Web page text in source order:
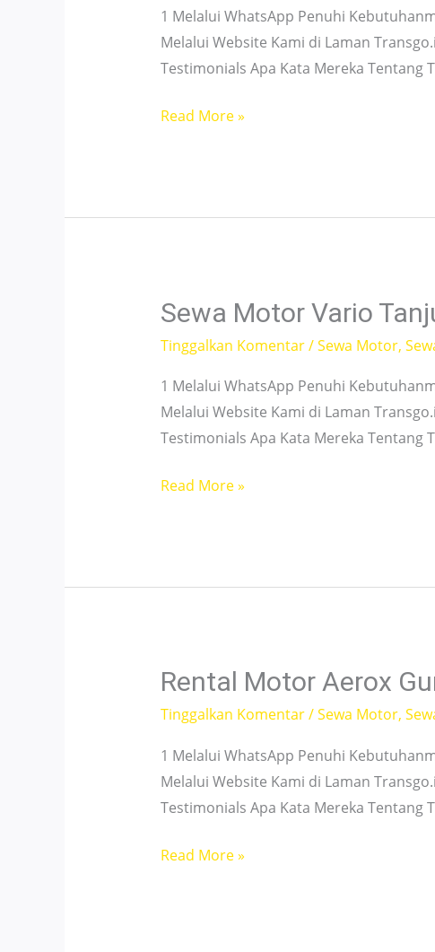
1 Melalui WhatsApp Penuhi
Melalui Website Kami di Laman
Testimonials Apa Kata Mereka Tentang
Rental
Menteng
Bisnis
Read More »
Sewa Motor Vario
Tinggalkan Komentar/Sewa Motor,
1 Melalui WhatsApp Penuhi
Melalui Website Kami di Laman
Testimonials Apa Kata Mereka Tentang
Sewa
Priok
Praktis
Read More »
Rental Motor Aerox
Tinggalkan Komentar/Sewa Motor,
1 Melalui WhatsApp Penuhi
Melalui Website Kami di Laman
Testimonials Apa Kata Mereka Tentang
Rental
Read More »